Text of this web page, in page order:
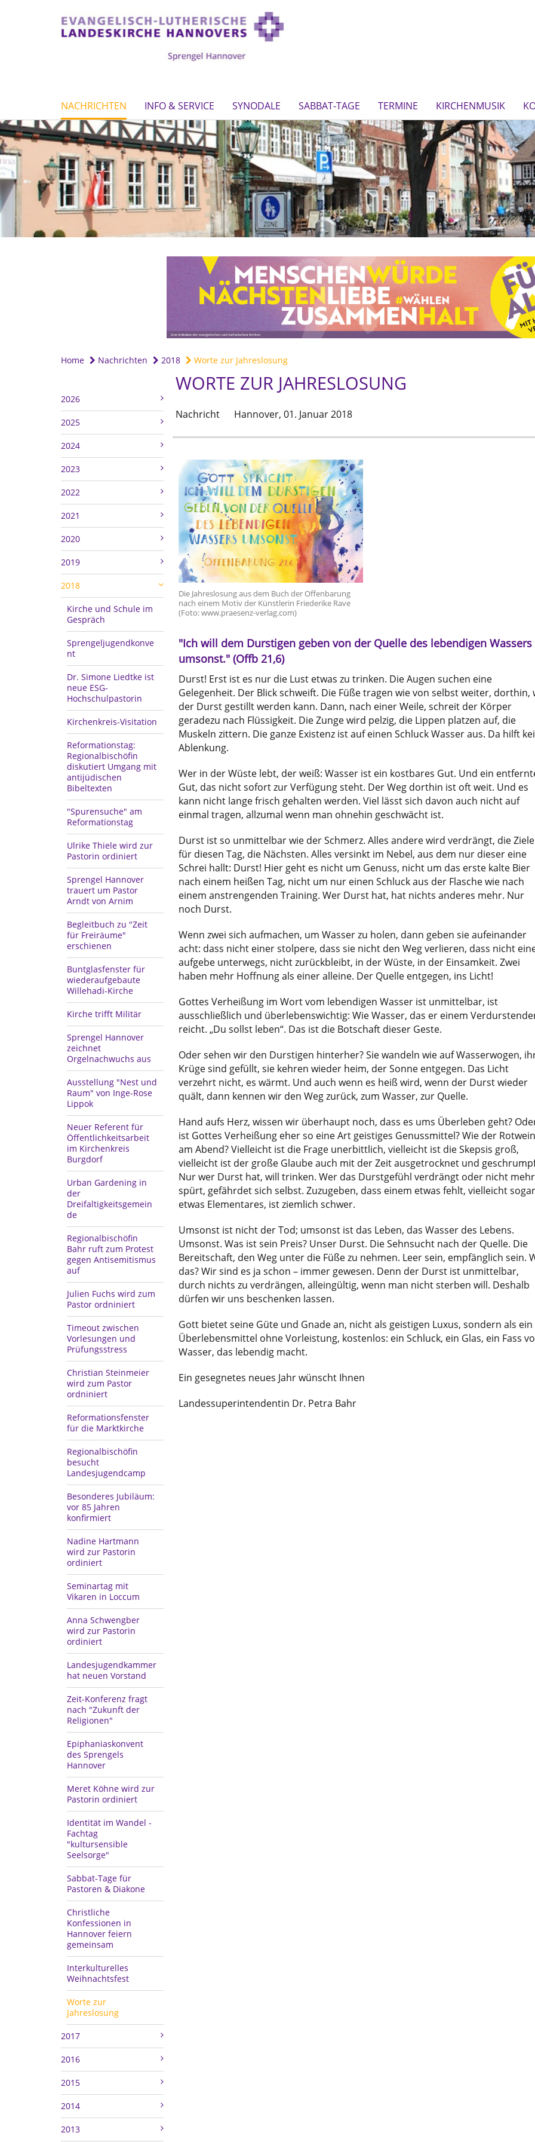
NACHRICHTEN INFO & SERVICE SYNODALE SABBAT-TAGE TERMINE KIRCHENMUSIK
Home Nachrichten 2018 Worte zur Jahreslosung
2026
2025
2024
2023
2022
2021
2020
2019
2018
Kirche und Schule im
Gespräch
Sprengeljugendkonve
nt
Dr. Simone Liedtke ist
neue ESG-
Hochschulpastorin
Kirchenkreis-Visitation
Reformationstag:
Regionalbischöfin
diskutiert Umgang mit
antijüdischen
Bibeltexten
"Spurensuche" am
Reformationstag
Ulrike Thiele wird zur
Pastorin ordiniert
Sprengel Hannover
trauert um Pastor
Arndt von Arnim
Begleitbuch zu "Zeit
für Freiräume"
erschienen
Buntglasfenster für
wiederaufgebaute
Willehadi-Kirche
Kirche trifft Militär
Sprengel Hannover
zeichnet
Orgelnachwuchs aus
Ausstellung "Nest und
Raum" von Inge-Rose
Lippok
Neuer Referent für
Öffentlichkeitsarbeit
im Kirchenkreis
Burgdorf
Urban Gardening in
der
Dreifaltigkeitsgemein
de
Regionalbischöfin
Bahr ruft zum Protest
gegen Antisemitismus
auf
Julien Fuchs wird zum
Pastor ordniniert
Timeout zwischen
Vorlesungen und
Prüfungsstress
Christian Steinmeier
wird zum Pastor
ordniniert
Reformationsfenster
für die Marktkirche
Regionalbischöfin
besucht
Landesjugendcamp
Besonderes Jubiläum:
vor 85 Jahren
konfirmiert
Nadine Hartmann
wird zur Pastorin
ordiniert
Seminartag mit
Vikaren in Loccum
Anna Schwengber
wird zur Pastorin
ordiniert
Landesjugendkammer
hat neuen Vorstand
Zeit-Konferenz fragt
nach "Zukunft der
Religionen"
Epiphaniaskonvent
des Sprengels
Hannover
Meret Köhne wird zur
Pastorin ordiniert
Identität im Wandel -
Fachtag
"kultursensible
Seelsorge"
Sabbat-Tage für
Pastoren & Diakone
Christliche
Konfessionen in
Hannover feiern
gemeinsam
Interkulturelles
Weihnachtsfest
Worte zur
Jahreslosung
2017
2016
2015
2014
2013
WORTE ZUR JAHRESLOSUNG
Nachricht Hannover, 01. Januar 2018
Die Jahreslosung aus dem Buch der Offenbarung
nach einem Motiv der Künstlerin Friederike Rave
(Foto: www.praesenz-verlag.com)
"Ich will dem Durstigen geben von der Quelle des lebendigen Wassers
umsonst." (Offb 21,6)
Durst! Erst ist es nur die Lust etwas zu trinken. Die Augen suchen eine
Gelegenheit. Der Blick schweift. Die Füße tragen wie von selbst weiter, dorthin,
der Durst gestillt werden kann. Dann, nach einer Weile, schreit der Körper
geradezu nach Flüssigkeit. Die Zunge wird pelzig, die Lippen platzen auf, die
Muskeln zittern. Die ganze Existenz ist auf einen Schluck Wasser aus. Da hilft
Ablenkung.
Wer in der Wüste lebt, der weiß: Wasser ist ein kostbares Gut. Und ein
Gut, das nicht sofort zur Verfügung steht. Der Weg dorthin ist oft weit. Und es
kann nicht lange frisch gehalten werden. Viel lässt sich davon auch nicht auf
einmal tragen, allzumal wenn man ohnehin geschwächt ist.
Durst ist so unmittelbar wie der Schmerz. Alles andere wird verdrängt, die Ziele
für diesen Tag, die Nächsten. Alles versinkt im Nebel, aus dem nur dieser eine
Schrei hallt: Durst! Hier geht es nicht um Genuss, nicht um das erste kalte Bier
nach einem heißen Tag, nicht um nur einen Schluck aus der Flasche wie nach
einem anstrengenden Training. Wer Durst hat, hat nichts anderes mehr. Nur
noch Durst.
Wenn zwei sich aufmachen, um Wasser zu holen, dann geben sie auf­einander
acht: dass nicht einer stolpere, dass sie nicht den Weg verlieren, dass nicht
aufgebe unterwegs, nicht zurückbleibt, in der Wüste, in der Einsamkeit. Zwei
haben mehr Hoffnung als einer alleine. Der Quelle entgegen, ins Licht!
Gottes Verheißung im Wort vom lebendigen Wasser ist unmittelbar, ist
ausschließlich und überlebenswichtig: Wie Wasser, das er einem
reicht. „Du sollst leben“. Das ist die Botschaft dieser Geste.
Oder sehen wir den Durstigen hinterher? Sie wandeln wie auf Wasserwogen,
Krüge sind gefüllt, sie kehren wieder heim, der Sonne entgegen. Das Licht
verzehrt nicht, es wärmt. Und auch wenn es heiß wird, wenn der Durst wieder
quält, dann kennen wir den Weg zurück, zum Wasser, zur Quelle.
Hand aufs Herz, wissen wir überhaupt noch, dass es ums Überleben geht?
ist Gottes Verheißung eher so eine Art geistiges Genussmittel? Wie der Rotwein
am Abend? Vielleicht ist die Frage unerbittlich, vielleicht ist die Skepsis groß,
vielleicht ist der große Glaube auch mit der Zeit ausgetrocknet und
Nur wer Durst hat, will trinken. Wer das Durstgefühl verdrängt oder nicht mehr
spürt, gefährdet sich selbst. Zuzugeben, dass einem etwas fehlt, vielleicht sogar
etwas Elementares, ist ziemlich schwer.
Umsonst ist nicht der Tod; umsonst ist das Leben, das Wasser des Lebens.
Umsonst. Was ist sein Preis? Unser Durst. Die Sehnsucht nach der Quelle. Die
Bereitschaft, den Weg unter die Füße zu nehmen. Leer sein, empfänglich sein.
das? Wir sind es ja schon – immer gewesen. Denn der Durst ist unmittelbar,
durch nichts zu verdrängen, alleingültig, wenn man nicht sterben will. Deshalb
dürfen wir uns beschenken lassen.
Gott bietet seine Güte und Gnade an, nicht als geistigen Luxus, sondern als ein
Überlebensmittel ohne Vorleistung, kostenlos: ein Schluck, ein Glas, ein Fass
Wasser, das lebendig macht.
Ein gesegnetes neues Jahr wünscht Ihnen
Landessuperintendentin Dr. Petra Bahr